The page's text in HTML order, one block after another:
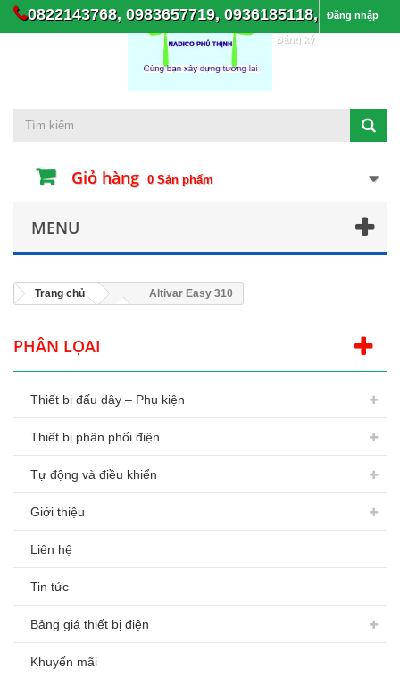
0822143768, 0983657719, 0936185118, Đăng nhập
Đăng ký
Giỏ hàng 0 Sản phẩm
MENU
Trang chủ Altivar Easy 310
PHÂN LỌAI
Thiết bị đấu dây – Phụ kiện
Thiết bị phân phối điện
Tự động và điều khiển
Giới thiệu
Liên hệ
Tin tức
Bảng giá thiết bị điện
Khuyến mãi